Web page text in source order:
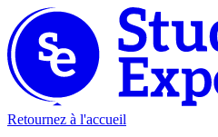
Retournez à l'accueil